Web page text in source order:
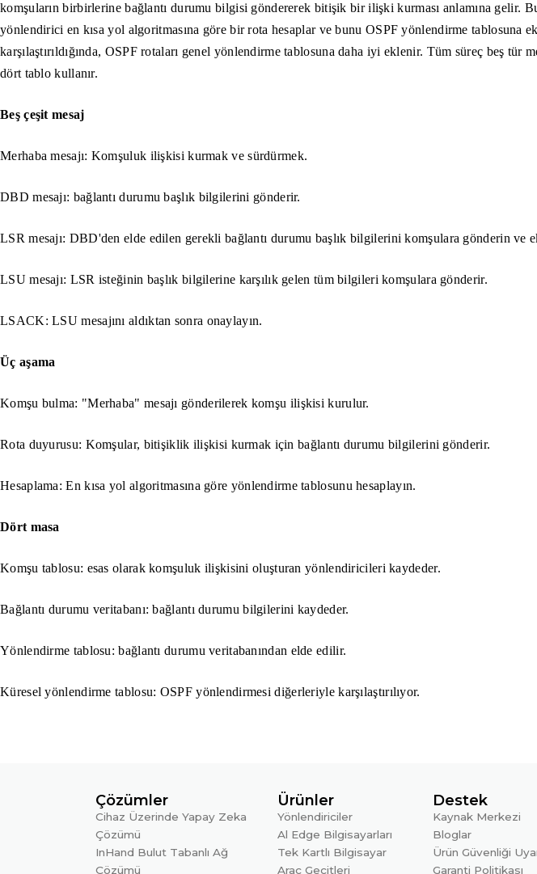
komşuların birbirlerine bağlantı durumu bilgisi göndererek bitişik bir ilişki kurması anlamına gelir.
yönlendirici en kısa yol algoritmasına göre bir rota hesaplar ve bunu OSPF yönlendirme tablosuna
karşılaştırıldığında, OSPF rotaları genel yönlendirme tablosuna daha iyi eklenir. Tüm süreç beş tür
dört tablo kullanır.
Beş çeşit mesaj
Merhaba mesajı: Komşuluk ilişkisi kurmak ve sürdürmek.
DBD mesajı: bağlantı durumu başlık bilgilerini gönderir.
LSR mesajı: DBD'den elde edilen gerekli bağlantı durumu başlık bilgilerini komşulara gönderin ve
LSU mesajı: LSR isteğinin başlık bilgilerine karşılık gelen tüm bilgileri komşulara gönderir.
LSACK: LSU mesajını aldıktan sonra onaylayın.
Üç aşama
Komşu bulma: "Merhaba" mesajı gönderilerek komşu ilişkisi kurulur.
Rota duyurusu: Komşular, bitişiklik ilişkisi kurmak için bağlantı durumu bilgilerini gönderir.
Hesaplama: En kısa yol algoritmasına göre yönlendirme tablosunu hesaplayın.
Dört masa
Komşu tablosu: esas olarak komşuluk ilişkisini oluşturan yönlendiricileri kaydeder.
Bağlantı durumu veritabanı: bağlantı durumu bilgilerini kaydeder.
Yönlendirme tablosu: bağlantı durumu veritabanından elde edilir.
Küresel yönlendirme tablosu: OSPF yönlendirmesi diğerleriyle karşılaştırılıyor.
Çözümler
Cihaz Üzerinde Yapay Zeka
Çözümü
InHand Bulut Tabanlı Ağ
Çözümü
Ürünler
Yönlendiriciler
Al Edge Bilgisayarları
Tek Kartlı Bilgisayar
Araç Geçitleri
Destek
Kaynak Merkezi
Bloglar
Ürün Güvenliği
Garanti Politikası